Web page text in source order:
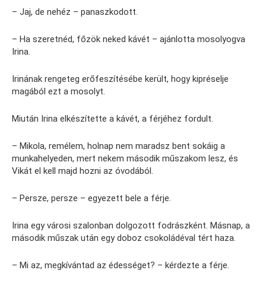
– Jaj, de nehéz – panaszkodott.
– Ha szeretnéd, főzök neked kávét – ajánlotta mosolyogva
Irina.
Irinának rengeteg erőfeszítésébe került, hogy kipréselje
magából ezt a mosolyt.
Miután Irina elkészítette a kávét, a férjéhez fordult.
– Mikola, remélem, holnap nem maradsz bent sokáig a
munkahelyeden, mert nekem második műszakom lesz, és
Vikát el kell majd hozni az óvodából.
– Persze, persze – egyezett bele a férje.
Irina egy városi szalonban dolgozott fodrászként. Másnap, a
második műszak után egy doboz csokoládéval tért haza.
– Mi az, megkívántad az édességet? – kérdezte a férje.